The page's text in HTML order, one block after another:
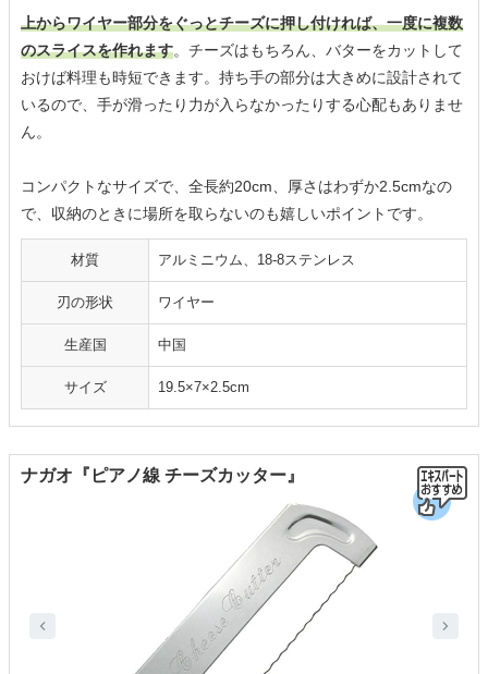
上からワイヤー部分をぐっとチーズに押し付ければ、一度に複数
のスライスを作れます。チーズはもちろん、バターをカットして
おけば料理も時短できます。持ち手の部分は大きめに設計されて
いるので、手が滑ったり力が入らなかったりする心配もありませ
ん。
コンパクトなサイズで、全長約20cm、厚さはわずか2.5cmなの
で、収納のときに場所を取らないのも嬉しいポイントです。
材質 アルミニウム、18-8ステンレス
刃の形状 ワイヤー
生産国 中国
サイズ 19.5×7×2.5cm
ナガオ『ピアノ線 チーズカッター』